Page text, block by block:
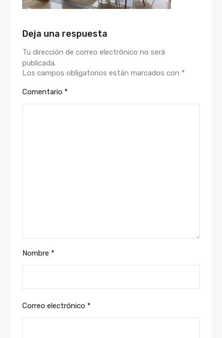
Deja una respuesta
Tu dirección de correo electrónico no será
publicada.
Los campos obligatorios están marcados con *
Comentario *
Nombre *
Correo electrónico *